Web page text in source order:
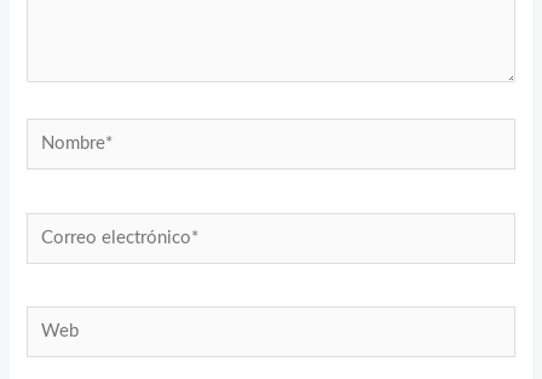
Nombre*
Correo
electrónico*
Web